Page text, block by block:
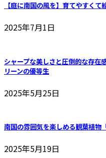
【庭に南国の風を】育てやすくて
2025年7月1日
シャープな美しさと圧倒的な存在
リーンの優等生
2025年5月25日
南国の雰囲気を楽しめる観葉植物
2025年5月19日